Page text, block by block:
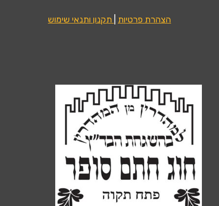
הצהרת פרטיות תקנון ותנאי שימוש